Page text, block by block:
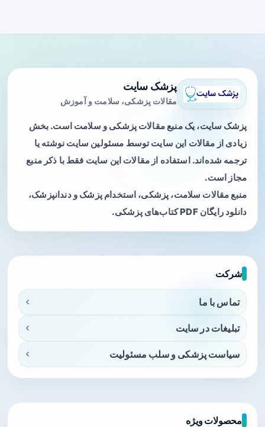
پزشک سایت
مقالات پزشکی، سلامت و آموزش
پزشک سایت، یک منبع مقالات پزشکی و سلامت است. بخش
زیادی از مقالات این سایت توسط مسئولین سایت نوشته یا
ترجمه شده‌اند. استفاده از مقالات این سایت فقط با ذکر منبع
مجاز است.
منبع مقالات سلامت، پزشکی، استخدام پزشک و دندانپزشک،
دانلود رایگان PDF کتاب‌های پزشکی.
شرکت
تماس با ما
تبلیغات در سایت
سیاست پزشکی و سلب مسئولیت
محصولات ویژه